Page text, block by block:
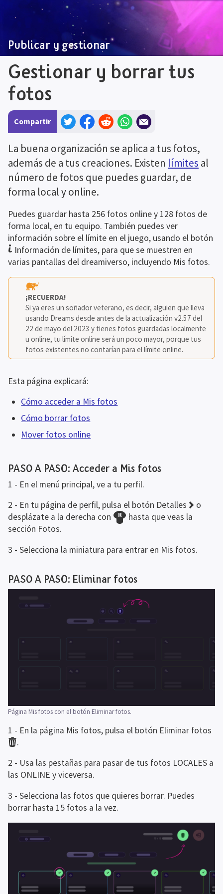
Buscar en el dreamiverso
Atrás
Juegos Personajes Vehículos Escultura Colecciones
Soñadores
Información de juego
Atrás Inicio de Información de juego¿Qué es Dreams?Guía de
Dreams para principiantes - Jugar
Cómo explorar el dreamiverso
OriginalsMultimediaPreguntas frecuentes: Conformando
sueños Dreams y accesibilidad
Apoyo a la coMmunidad
El impfiltrado
Atrás Inicio de El impfiltradoVista del sueñoConoce a la
coMmunidadAcceso de impfiltrado Revistas
Crear
Atrás Inicio de Crear RecursosMejores consejosPublicar y
gestionar SonidoRV
Español (España)
العربية
Deutsch
English (UK)
English (US)
Español (América Latina)
Français (France)
Italiano
日本語
Polski
Português (Portugal)
Português (Brasil)
Русский
中文 (繁體)
Publicar y gestionar
Gestionar y borrar tus
fotos
Compartir
La buena organización se aplica a tus fotos,
además de a tus creaciones. Existen límites al
número de fotos que puedes guardar, de
forma local y online.
Puedes guardar hasta 256 fotos online y 128 fotos de
forma local, en tu equipo. También puedes ver
información sobre el límite en el juego, usando el botón
Información de límites, para que se muestren en
varias pantallas del dreamiverso, incluyendo Mis fotos.
¡RECUERDA!
Si ya eres un soñador veterano, es decir, alguien que lleva
usando Dreams desde antes de la actualización v2.57 del
22 de mayo del 2023 y tienes fotos guardadas localmente
u online, tu límite online será un poco mayor, porque tus
fotos existentes no contarían para el límite online.
Esta página explicará:
Cómo acceder a Mis fotos
Cómo borrar fotos
Mover fotos online
PASO A PASO: Acceder a Mis fotos
1 - En el menú principal, ve a tu perfil.
2 - En tu página de perfil, pulsa el botón Detalles
o
desplázate a la derecha con
hasta que veas la
sección Fotos.
3 - Selecciona la miniatura para entrar en Mis fotos.
PASO A PASO: Eliminar fotos
Página Mis fotos con el botón Eliminar fotos.
1 - En la página Mis fotos, pulsa el botón Eliminar fotos
.
2 - Usa las pestañas para pasar de tus fotos LOCALES a
las ONLINE y viceversa.
3 - Selecciona las fotos que quieres borrar. Puedes
borrar hasta 15 fotos a la vez.